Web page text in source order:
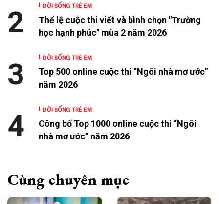
ĐỜI SỐNG TRẺ EM
Thể lệ cuộc thi viết và bình chọn "Trường
học hạnh phúc" mùa 2 năm 2026
2
ĐỜI SỐNG TRẺ EM
Top 500 online cuộc thi “Ngôi nhà mơ ước”
năm 2026
3
ĐỜI SỐNG TRẺ EM
Công bố Top 1000 online cuộc thi “Ngôi
nhà mơ ước” năm 2026
4
Cùng chuyên mục